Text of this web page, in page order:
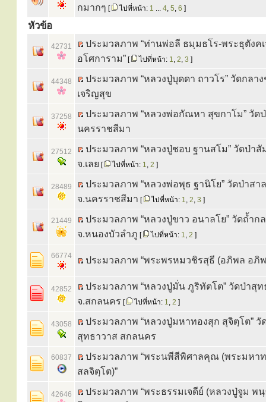
กมากๆ [ ไปที่หน้า: 1 ... 4, 5, 6 ]
หัวข้อ
42731
ประมวลภาพ “ท่านพ่อลี ธมฺมธโร-พระธุตังค
อโศการาม” [ ไปที่หน้า: 1, 2, 3 ]
44348
ประมวลภาพ “หลวงปู่บุดดา ถาวโร” วัดกลา
เจริญสุข
37258
ประมวลภาพ “หลวงพ่อกัณหา สุขกาโม” วัด
นครราชสีมา
27512
ประมวลภาพ “หลวงปู่ชอบ ฐานสโม” วัดป่า
จ.เลย [ ไปที่หน้า: 1, 2 ]
28489
ประมวลภาพ “หลวงพ่อพุธ ฐานิโย” วัดป่าสา
จ.นครราชสีมา [ ไปที่หน้า: 1, 2, 3 ]
21449
ประมวลภาพ “หลวงปู่ขาว อนาลโย” วัดถ้ำก
จ.หนองบัวลำภู [ ไปที่หน้า: 1, 2 ]
66774 ประมวลภาพ “พระพรหมวชิรสุธี (อภิพล อภิพ
42852
ประมวลภาพ “หลวงปู่มั่น ภูริทัตโต” วัดป่าสุท
จ.สกลนคร [ ไปที่หน้า: 1, 2 ]
43058
ประมวลภาพ “หลวงปู่มหาทองสุก สุจิตฺโต” วั
สุทธาวาส สกลนคร
60837
ประมวลภาพ “พระนพีสีพิศาลคุณ (พระมหา
สลจิตฺโต)”
42646
ประมวลภาพ “พระธรรมเจดีย์ (หลวงปู่จูม พนฺ